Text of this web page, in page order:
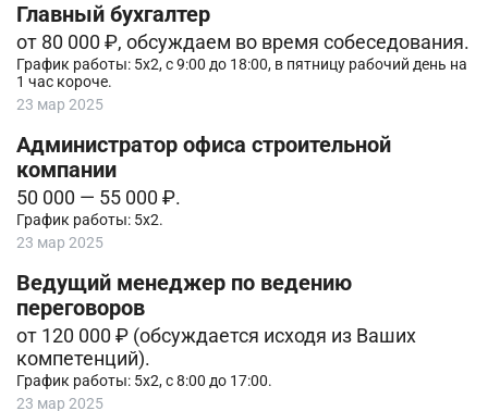
Главный бухгалтер
от 80 000 ₽, обсуждаем во время собеседования.
График работы: 5х2, с 9:00 до 18:00, в пятницу рабочий день на
1 час короче.
23 мар 2025
Администратор офиса строительной
компании
50 000 — 55 000 ₽.
График работы: 5х2.
23 мар 2025
Ведущий менеджер по ведению
переговоров
от 120 000 ₽ (обсуждается исходя из Ваших
компетенций).
График работы: 5х2, с 8:00 до 17:00.
23 мар 2025